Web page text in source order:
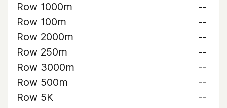
Row 1000m
--
Row 100m
--
Row 2000m
--
Row 250m
--
Row 3000m
--
Row 500m
--
Row 5K
--